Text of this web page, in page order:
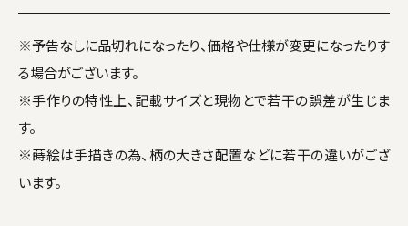
※予告なしに品切れになったり、価格や仕様が変更になったりす
る場合がございます。
※手作りの特性上、記載サイズと現物とで若干の誤差が生じま
す。
※蒔絵は手描きの為、柄の大きさ配置などに若干の違いがござ
います。